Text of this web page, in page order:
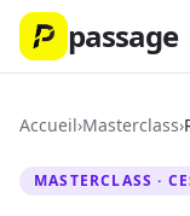
passage
Accueil›Masterclass›
MASTERCLASS ·